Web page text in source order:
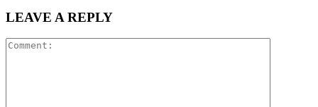
LEAVE A REPLY